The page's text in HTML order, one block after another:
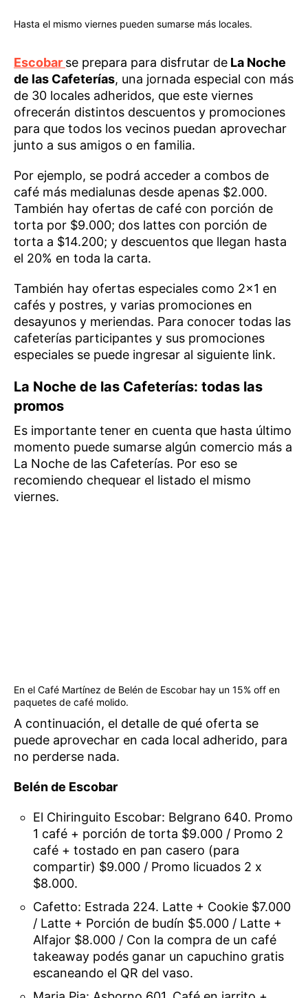
Hasta el mismo viernes pueden sumarse más locales.
Escobar se prepara para disfrutar de La Noche
de las Cafeterías, una jornada especial con más
de 30 locales adheridos, que este viernes
ofrecerán distintos descuentos y promociones
para que todos los vecinos puedan aprovechar
junto a sus amigos o en familia.
Por ejemplo, se podrá acceder a combos de
café más medialunas desde apenas $2.000.
También hay ofertas de café con porción de
torta por $9.000; dos lattes con porción de
torta a $14.200; y descuentos que llegan hasta
el 20% en toda la carta.
También hay ofertas especiales como 2×1 en
cafés y postres, y varias promociones en
desayunos y meriendas. Para conocer todas las
cafeterías participantes y sus promociones
especiales se puede ingresar al siguiente link.
La Noche de las Cafeterías: todas las
promos
Es importante tener en cuenta que hasta último
momento puede sumarse algún comercio más a
La Noche de las Cafeterías. Por eso se
recomiendo chequear el listado el mismo
viernes.
En el Café Martínez de Belén de Escobar hay un 15% off en
paquetes de café molido.
A continuación, el detalle de qué oferta se
puede aprovechar en cada local adherido, para
no perderse nada.
Belén de Escobar
El Chiringuito Escobar: Belgrano 640. Promo
1 café + porción de torta $9.000 / Promo 2
café + tostado en pan casero (para
compartir) $9.000 / Promo licuados 2 x
$8.000.
Cafetto: Estrada 224. Latte + Cookie $7.000
/ Latte + Porción de budín $5.000 / Latte +
Alfajor $8.000 / Con la compra de un café
takeaway podés ganar un capuchino gratis
escaneando el QR del vaso.